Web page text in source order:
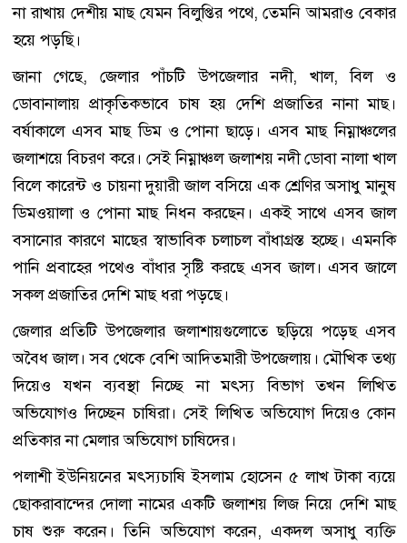
না রাখায় দেশীয় মাছ যেমন বিলুপ্তির পথে, তেমনি আমরাও বেকার
হয়ে পড়ছি।
জানা গেছে, জেলার পাঁচটি উপজেলার নদী, খাল, বিল ও
ডোবানালায় প্রাকৃতিকভাবে চাষ হয় দেশি প্রজাতির নানা মাছ।
বর্ষাকালে এসব মাছ ডিম ও পোনা ছাড়ে। এসব মাছ নিম্নাঞ্চলের
জলাশয়ে বিচরণ করে। সেই নিম্নাঞ্চল জলাশয় নদী ডোবা নালা খাল
বিলে কারেন্ট ও চায়না দুয়ারী জাল বসিয়ে এক শ্রেণির অসাধু মানুষ
ডিমওয়ালা ও পোনা মাছ নিধন করছেন। একই সাথে এসব জাল
বসানোর কারণে মাছের স্বাভাবিক চলাচল বাঁধাগ্রস্ত হচ্ছে। এমনকি
পানি প্রবাহের পথেও বাঁধার সৃষ্টি করছে এসব জাল। এসব জালে
সকল প্রজাতির দেশি মাছ ধরা পড়ছে।
জেলার প্রতিটি উপজেলার জলাশায়গুলোতে ছড়িয়ে পড়েছ এসব
অবৈধ জাল। সব থেকে বেশি আদিতমারী উপজেলায়। মৌখিক তথ্য
দিয়েও যখন ব্যবস্থা নিচ্ছে না মৎস্য বিভাগ তখন লিখিত
অভিযোগও দিচ্ছেন চাষিরা। সেই লিখিত অভিযোগ দিয়েও কোন
প্রতিকার না মেলার অভিযোগ চাষিদের।
পলাশী ইউনিয়নের মৎস্যচাষি ইসলাম হোসেন ৫ লাখ টাকা ব্যয়ে
ছোকরাবান্দের দোলা নামের একটি জলাশয় লিজ নিয়ে দেশি মাছ
চাষ শুরু করেন। তিনি অভিযোগ করেন, একদল অসাধু ব্যক্তি